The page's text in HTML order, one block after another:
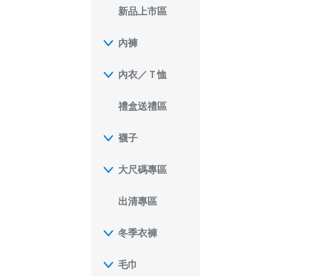
新品上市區
內褲
內衣／Ｔ恤
禮盒送禮區
襪子
大尺碼專區
出清專區
冬季衣褲
毛巾